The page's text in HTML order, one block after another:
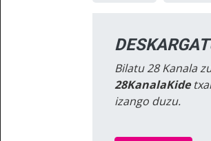
Bilatu 28 Kanala
28KanalaKide
izango duzu.